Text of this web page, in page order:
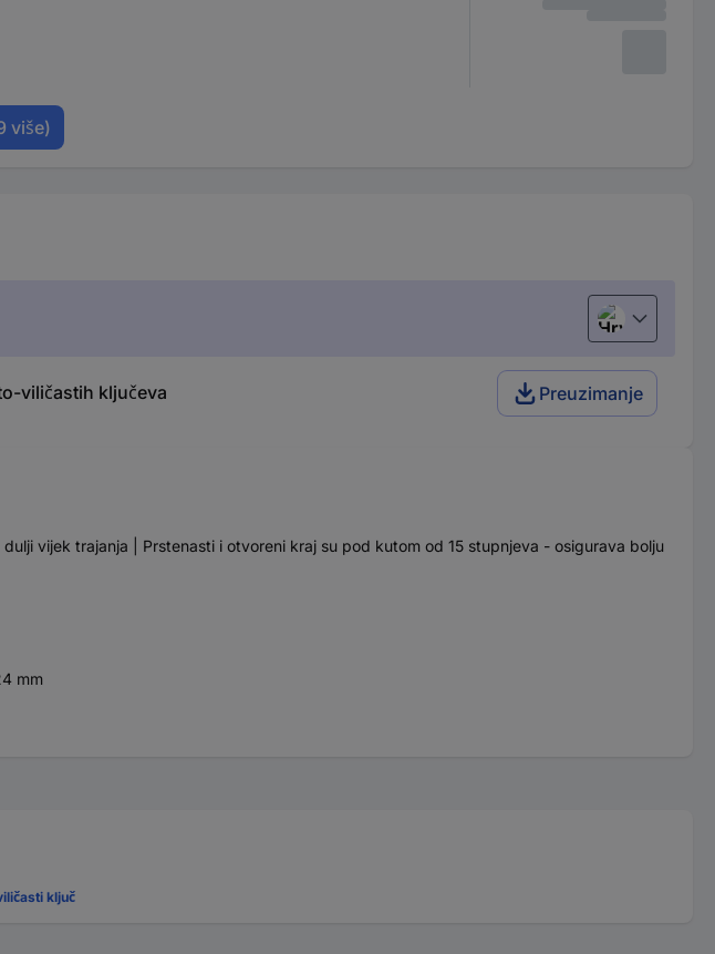
više)
Hrvatski
viličastih ključeva Preuzimanje
vijek trajanja | Prstenasti i otvoreni kraj su pod kutom od 15 stupnjeva - osigurava bolju
mm
ključ